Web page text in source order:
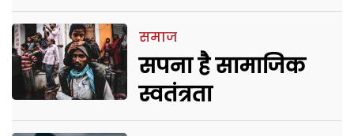
समाज
सपना है सामाजिक
स्वतंत्रता